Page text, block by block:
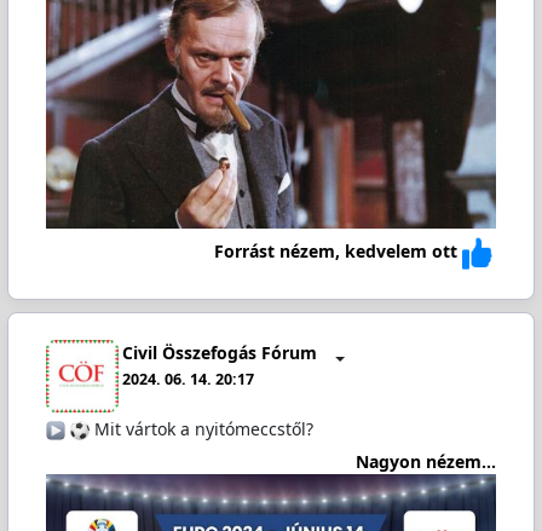
Forrást nézem, kedvelem ott
Civil Összefogás Fórum
2024. 06. 14. 20:17
️
Mit vártok a nyitómeccstől?
Nagyon nézem...